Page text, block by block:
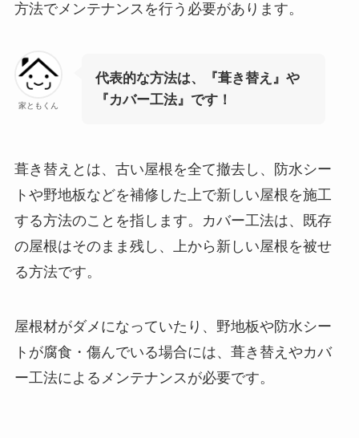
方法でメンテナンスを行う必要があります。
家ともくん
代表的な方法は、『葺き替え』や
『カバー工法』です！
葺き替えとは、古い屋根を全て撤去し、防水シー
トや野地板などを補修した上で新しい屋根を施工
する方法のことを指します。カバー工法は、既存
の屋根はそのまま残し、上から新しい屋根を被せ
る方法です。
屋根材がダメになっていたり、野地板や防水シー
トが腐食・傷んでいる場合には、葺き替えやカバ
ー工法によるメンテナンスが必要です。